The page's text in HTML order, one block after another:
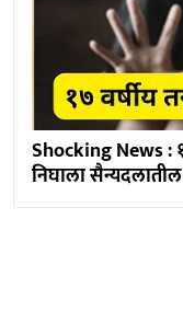
Shocking News :
निघाला